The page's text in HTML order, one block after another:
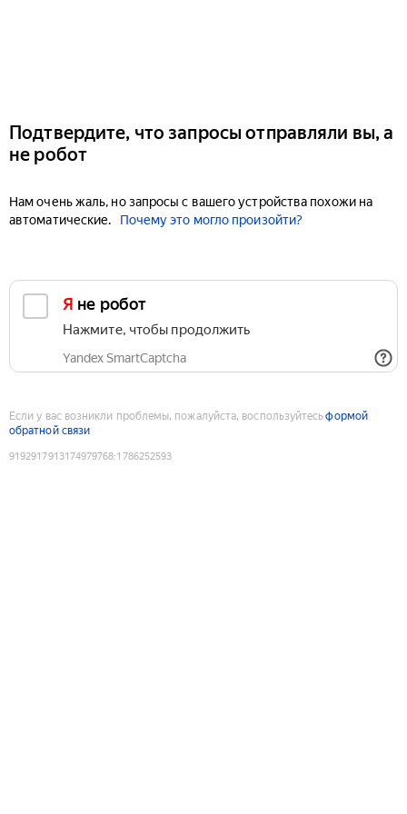
Подтвердите, что запросы отправляли вы, а
не робот
Нам очень жаль, но запросы с вашего устройства похожи на
автоматические.
Почему это могло произойти?
Я не робот
Нажмите, чтобы продолжить
Yandex SmartCaptcha
Если у вас возникли проблемы, пожалуйста, воспользуйтесьформой
обратной связи
9192917913174979768:1786252593